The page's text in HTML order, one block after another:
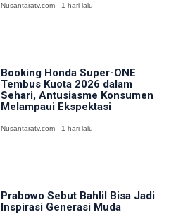
Nusantaratv.com - 1 hari lalu
Booking Honda Super-ONE
Tembus Kuota 2026 dalam
Sehari, Antusiasme Konsumen
Melampaui Ekspektasi
Nusantaratv.com - 1 hari lalu
Prabowo Sebut Bahlil Bisa Jadi
Inspirasi Generasi Muda